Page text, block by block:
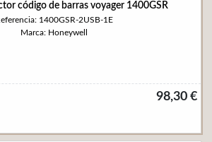
código de barras voyager 1400GSR
1400GSR-2USB-1E
Marca: Honeywell
98,30 €